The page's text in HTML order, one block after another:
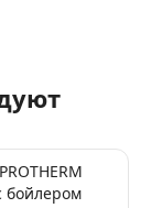
бойлером